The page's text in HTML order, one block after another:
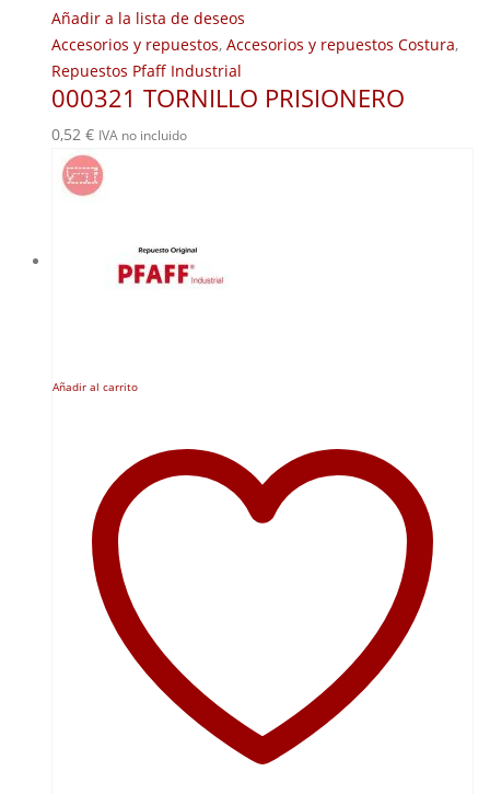
Añadir a la lista de deseos
Accesorios y repuestos, Accesorios y repuestos Costura,
Repuestos Pfaff Industrial
000321 TORNILLO PRISIONERO
0,52 € IVA no incluido
Añadir al carrito